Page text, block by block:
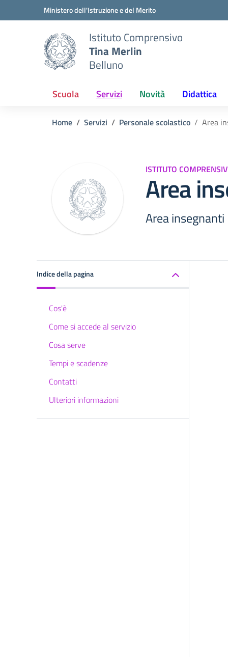
Vai ai contenuti
Vai al menu di navigazioneMinistero dell'Istruzione e del Merito
Istituto Comprensivo
Tina Merlin
Belluno
Scuola Servizi Novità Didattica
Home Servizi Personale scolastico Area
ISTITUTO
Area
Area insegnanti
Indice della pagina
Cos'è
Come si accede al servizio
Cosa serve
Tempi e scadenze
Contatti
Ulteriori informazioni